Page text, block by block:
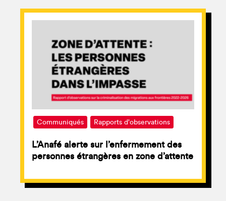
Communiqués Rapports d'observations
L’Anafé alerte sur l’enfermement des
personnes étrangères en zone d’attente